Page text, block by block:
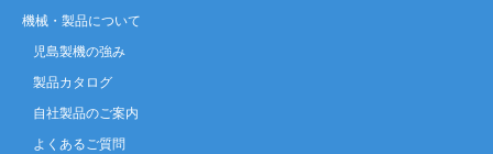
機械・製品について
児島製機の強み
製品カタログ
自社製品のご案内
よくあるご質問